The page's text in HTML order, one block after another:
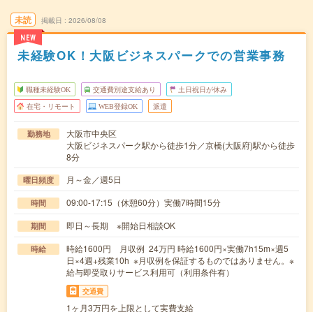
未読
NEW
掲載日 2026/08/08
未経験OK！大阪ビジネスパークでの営業事務
職種未経験OK 交通費別途支給あり 土日祝日が休み
在宅・リモート WEB登録OK 派遣
勤務地
大阪市中央区
大阪ビジネスパーク駅から徒歩1分／京橋(大阪府)駅から徒歩
8分
曜日頻度 月～金／週5日
時間 09:00-17:15（休憩60分）実働7時間15分
期間 即日～長期 ※開始日相談OK
時給
時給1600円 月収例 24万円 時給1600円×実働7h15m×週5
日×4週+残業10h ※月収例を保証するものではありません。※
給与即受取りサービス利用可（利用条件有）
交通費
1ヶ月3万円を上限として実費支給